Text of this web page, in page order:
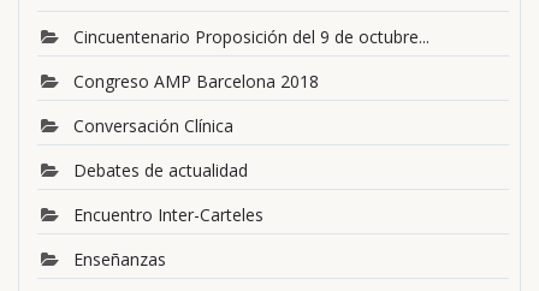
Cincuentenario Proposición del 9 de octubre...
Congreso AMP Barcelona 2018
Conversación Clínica
Debates de actualidad
Encuentro Inter-Carteles
Enseñanzas